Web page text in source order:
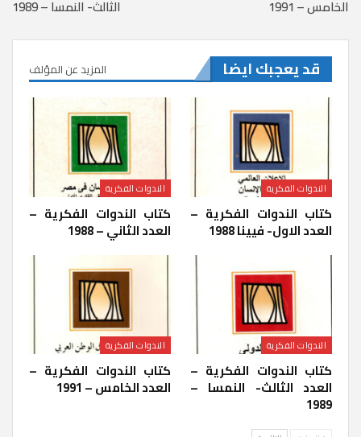
الخامس – 1991 الثالث- النمسا – 1989
قد يعجبك ايضا المزيد عن المؤلف
الندوات الفكرية
كتاب الندوات الفكرية –
العدد الاول- فيينا 1988
الندوات الفكرية
كتاب الندوات الفكرية –
العدد الثاني – 1988
الندوات الفكرية
كتاب الندوات الفكرية –
العدد الثالث- النمسا –
1989
الندوات الفكرية
كتاب الندوات الفكرية –
العدد الخامس – 1991